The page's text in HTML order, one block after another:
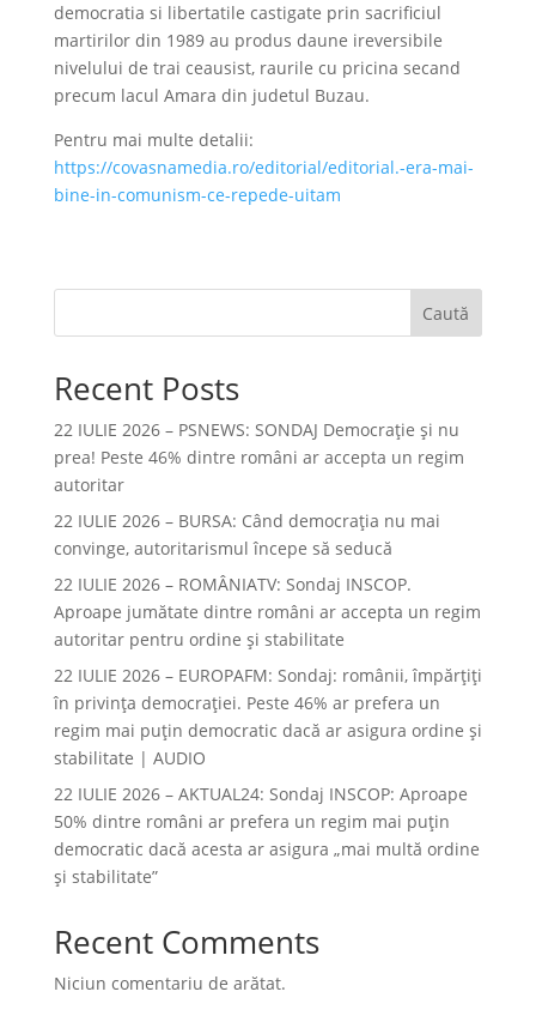
democratia si libertatile castigate prin sacrificiul
martirilor din 1989 au produs daune ireversibile
nivelului de trai ceausist, raurile cu pricina secand
precum lacul Amara din judetul Buzau.
Pentru mai multe detalii:
https://covasnamedia.ro/editorial/editorial.-era-mai-
bine-in-comunism-ce-repede-uitam
Caută
Recent Posts
22 IULIE 2026 – PSNEWS: SONDAJ Democrație și nu
prea! Peste 46% dintre români ar accepta un regim
autoritar
22 IULIE 2026 – BURSA: Când democraţia nu mai
convinge, autoritarismul începe să seducă
22 IULIE 2026 – ROMÂNIATV: Sondaj INSCOP.
Aproape jumătate dintre români ar accepta un regim
autoritar pentru ordine și stabilitate
22 IULIE 2026 – EUROPAFM: Sondaj: românii, împărțiți
în privința democrației. Peste 46% ar prefera un
regim mai puțin democratic dacă ar asigura ordine și
stabilitate | AUDIO
22 IULIE 2026 – AKTUAL24: Sondaj INSCOP: Aproape
50% dintre români ar prefera un regim mai puțin
democratic dacă acesta ar asigura „mai multă ordine
și stabilitate”
Recent Comments
Niciun comentariu de arătat.